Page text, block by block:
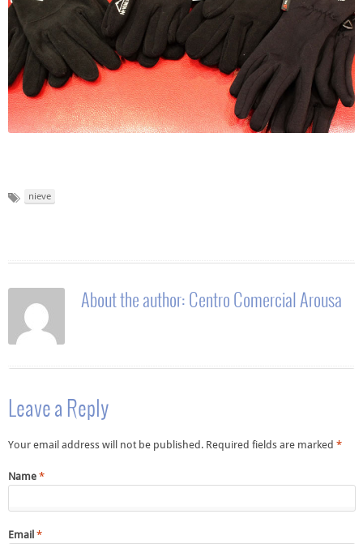
nieve
About the author: Centro Comercial Arousa
Leave a Reply
Your email address will not be published. Required fields are marked *
Name *
Email *